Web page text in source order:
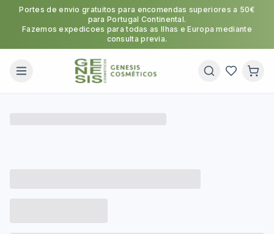
Portes de envio gratuitos para encomendas superiores a 50€
para Portugal Continental.
Fazemos expedicoes para todas as Ilhas e Europa mediante
consulta previa.